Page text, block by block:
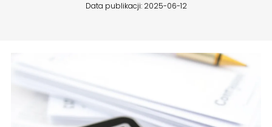
Data publikacji: 2025-06-12